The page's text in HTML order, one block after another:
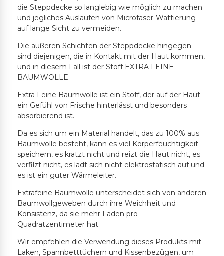
die Steppdecke so langlebig wie möglich zu machen
und jegliches Auslaufen von Microfaser-Wattierung
auf lange Sicht zu vermeiden.
Die äußeren Schichten der Steppdecke hingegen
sind diejenigen, die in Kontakt mit der Haut kommen,
und in diesem Fall ist der Stoff EXTRA FEINE
BAUMWOLLE.
Extra Feine Baumwolle ist ein Stoff, der auf der Haut
ein Gefühl von Frische hinterlässt und besonders
absorbierend ist.
Da es sich um ein Material handelt, das zu 100% aus
Baumwolle besteht, kann es viel Körperfeuchtigkeit
speichern, es kratzt nicht und reizt die Haut nicht, es
verfilzt nicht, es lädt sich nicht elektrostatisch auf und
es ist ein guter Wärmeleiter.
Extrafeine Baumwolle unterscheidet sich von anderen
Baumwollgeweben durch ihre Weichheit und
Konsistenz, da sie mehr Fäden pro
Quadratzentimeter hat.
Wir empfehlen die Verwendung dieses Produkts mit
Laken, Spannbetttüchern und Kissenbezügen, um